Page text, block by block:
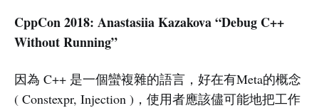
CppCon 2018: Anastasiia Kazakova “Debug C++
Without Running”
因為 C++ 是一個蠻複雜的語言，好在有Meta的概念
( Constexpr, Injection )，使用者應該儘可能地把工作